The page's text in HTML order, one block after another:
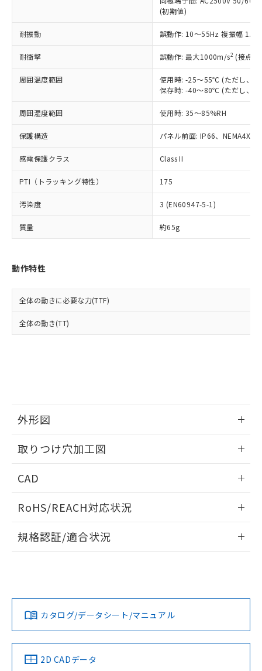
(初期値)
耐振動 誤動作: 10～55Hz 複振幅
耐衝撃 誤動作: 最大1000m/s2 (接点
周囲温度範囲
使用時: -25～55℃ (ただし、氷
保存時: -40～80℃ (ただし、氷
周囲湿度範囲 使用時: 35～85%RH
保護構造 パネル前面: IP66、NEMA4X,
感電保護クラス Class II
PTI（トラッキング特性） 175
汚染度 3 (EN60947-5-1)
質量 約65g
動作特性
全体の動きに必要な力(TTF)
全体の動き(TT)
外形図
取りつけ穴加工図
CAD
ドすることができます。
ログイン/会員登録
ダウンロードデータをご利用いただく前に、以下を必ずお読
みください。
ソフトウェアの使用条件
RoHS/REACH対応状況
EU RoHS 注意事項・凡例
対応済み
中国 RoHS 注意事項・凡例
規格認証/適合状況
カタログ/データシート/マニュアル
2D CADデータ
在庫状況および標準価格照会結果は、
記載している更新日時点での社内デー
タに基づき作成されるものであり、閲
覧された時点での実際の在庫および標
準価格とは異なる場合があることをご
正式な納期状況および標準価格はお客
様のお取引先、またはお客様担当のオ
ムロン制御機器販売店・当社販売員に
オムロン制御機器販売店や当社販売拠
販売ネットワーク
」をご確認
在庫状況および標準価格結果を当社の
事前の承諾なく第三者に漏洩または開
示しないようお願いします。
マイパーツ機能（部品リスト作成サー
ビス）をご利用いただくには、I-Web
メンバーズにご登録されている必要が
あります。
品・サービスに関するお客様との取
引・商談に必要な範囲で利用すること
※当社の共同利用者とは、
の共同利用に関して"
の「1.共同利
鉛(Pb) 1000ppm以下、 水銀(Hg) 1000ppm以下、 カド
類(PBB) 1000ppm以下、ポリ臭化ジフェニルエーテル類
(PBDE) 1000ppm以下、フタル酸ビス(2-エチルヘキシ
ル) (DEHP)(別名：DOP) 1000ppm以下、フタル酸ブチ
ルベンジル（BBP） 1000ppm以下、フタル酸ジブチル
（DBP） 1000ppm以下、フタル酸ジイソブチル
但し、RoHS指令で産業用監視および制御機器に対する
図的な使用がないことを確認しています。
部品在庫の切り替え状況などにより、予定
月が前後することがあります。
とができます。
EU RoHS指令（10物質）の非含有証明書
51物質の非含有証明書（当社基準）
荷製品に未対応品が混在することから備考
欄に対応日を記載しておりました。
既に当社にて対応品への在庫切替を完了
していることから、特段のことがない限
り、2022年1月12日より割愛しておりま
*中国RoHS10物質の基準値 (GB/T26572)：
Pb(鉛) :1000ppm、 Hg(水銀) : 1000ppm、 Cd(カドミウ
Cr(Ⅵ)(六価クロム) : 1000ppm、 PBBs(ポリ臭化ビフェ
ニル類) : 1000ppm、 PBDEs(ポリ臭化ジフェニルエーテ
ル類) : 1000ppm、
DBP(フタル酸ジブチル) : 1000ppm、 DIBP(フタル酸ジ
イソブチル) : 1000ppm、 BBP(フタル酸ブチルベンジ
DEHP(フタル酸ビス(2-エチルヘキシル)) : 1000ppm
「ｅ」：有害物質（10物質）のすべてが基
準値以下であることを示します。
「10」：通常の使用状況下において有害物
質が外部に漏えいし、環境に深刻な影響を
及ぼさない年数を意味します。
「－」：未確認です。当社販売部門へお問
（以下｢規制貨物等」という）を輸出
または国外への提供する場合は、日本
国政府の輸出許可(または役務取引許
可)を取得するなどの必要な手続きを
当社は規制貨物を破棄する場合は、完
全に破砕するなど、違法に輸出されな
いよう必要な手段を講じます。
当社は貴社製品を、核兵器、ミサイ
ル、化学兵器、生物兵器またはその他
武器並びにこれらの製造装置等に一切
当社は、貴社製品を第三者に販売する
場合は、上記1、2および3の内容を当
該第三者に通知します。また当社は、
販売先および販売に係わる関係者が違
法に輸出するおそれがある場合は、取
り引きをいたしません。
合意する
一定数以上の在庫あり
一定数には満たないが在庫あり
在庫なし(最新の在庫状況につ
いては、お客様のお取引先、ま
たはお客様担当のオムロン制御
機器販売店・当社販売員にご確
認ください)
受注生産機種、また在庫状況の
情報を公開していない機種